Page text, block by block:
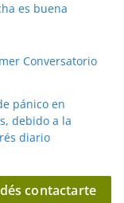
es buena
Conversatorio
pánico en
debido a la
diario
contactarte